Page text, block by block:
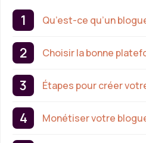
Qu’est-ce qu’un
Choisir la bonne
Étapes pour créer
Monétiser votre